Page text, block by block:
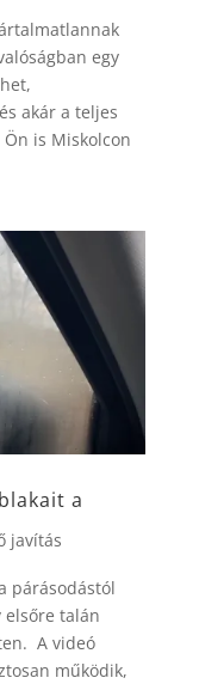
egy
akár a teljes
is Miskolcon
a
javítás
párásodástól
elsőre talán
A videó
működik,